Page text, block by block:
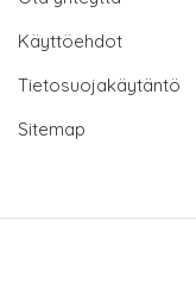
Käyttöehdot
Tietosuojakäytäntö
Sitemap